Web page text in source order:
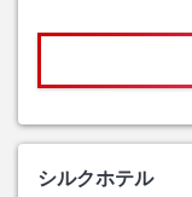
シルクホテル